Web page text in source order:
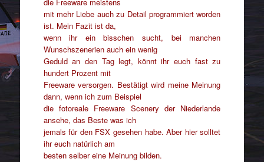
mit mehr Liebe auch zu Detail programmiert worden
ist. Mein Fazit ist da,
wenn ihr ein bisschen sucht, bei manchen
Wunschszenerien auch ein wenig
Geduld an den Tag legt, könnt ihr euch fast zu
hundert Prozent mit
Freeware versorgen. Bestätigt wird meine Meinung
dann, wenn ich zum Beispiel
die fotoreale Freeware Scenery der Niederlande
ansehe, das Beste was ich
jemals für den FSX gesehen habe. Aber hier solltet
ihr euch natürlich am
besten selber eine Meinung bilden.